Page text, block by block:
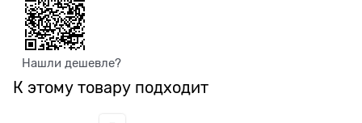
Нашли дешевле?
К этому товару подходит